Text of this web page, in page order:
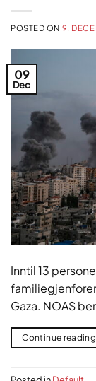
POSTED ON 9.
09
Dec
Inntil 13
Gaza. NOAS
Continue reading